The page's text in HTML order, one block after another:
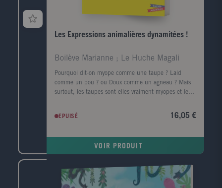
Les Expressions animalières dynamitées !
Boilève Marianne ; Le Huche Magali
Pourquoi dit-on myope comme une taupe ? Laid
comme un pou ? ou Doux comme un agneau ? Mais
surtout, les taupes sont-elles vraiment myopes et les
doux et sages mais il n'en a pas toujours été ainsi.
Découvrez 7 histoires loufoques inventées à partir de
EPUISÉ 16,05 €
VOIR PRODUIT